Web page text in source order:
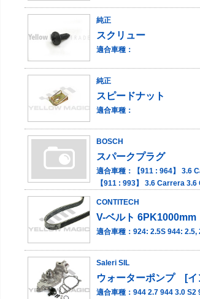
純正
スクリュー
適合車種：
純正
スピードナット
適合車種：
BOSCH
スパークプラグ
適合車種：【911 : 964】 3.6
【911 : 993】 3.6 Carrera 3.6
CONTITECH
V-ベルト 6PK1000mm
適合車種：924: 2.5S 944: 2.5,
Saleri SIL
ウォーターポンプ [イ
適合車種：944 2.7 944 3.0